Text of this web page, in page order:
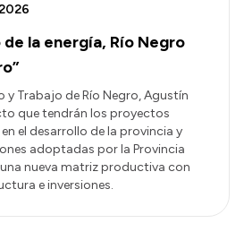
de la energía, Río Negro
y Trabajo de Río Negro, Agustín
que tendrán los proyectos
el desarrollo de la provincia y
adoptadas por la Provincia
nueva matriz productiva con
e inversiones.